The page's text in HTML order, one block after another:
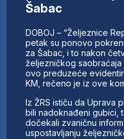
KOMPANIJE
FINANSIJE
IZ STRANIH MEDIJA
AKTIVNOSTI
SWOT INTERVJU
UČLANI SE
KONTAKT
Šabac
DOBOJ – “Željeznice
petak su ponovo
za Šabac, i to nakon
željezničkog
ovo preduzeće
KM, rečeno je iz ove
Iz ŽRS ističu da Uprava
bili nadoknađeni gubici,
dočekali zvaničnu
uspostavljanju